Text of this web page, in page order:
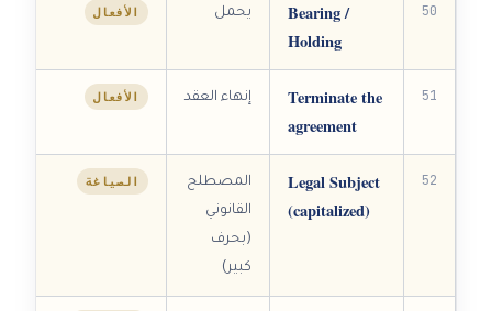
50
Bearing /
Holding
يحمل الأفعال
51
Terminate the
agreement
إنهاء العقد الأفعال
52
Legal Subject
(capitalized)
المصطلح
القانوني
(بحرف
كبير)
الصياغة